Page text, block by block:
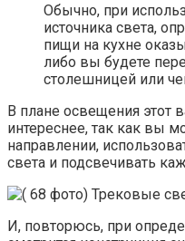
Обычно, при
источника света,
пищи на кухне
либо вы будете
столешницей или
В плане освещения этот
интереснее, так как вы
направлении,
света и подсвечивать
И, повторюсь, при